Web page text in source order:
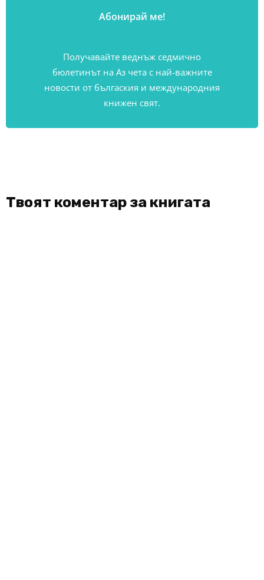
Получавайте веднъж седмично
бюлетинът на Аз чета с най-важните
новости от бългаския и международния
книжен свят.
Твоят коментар за книгата